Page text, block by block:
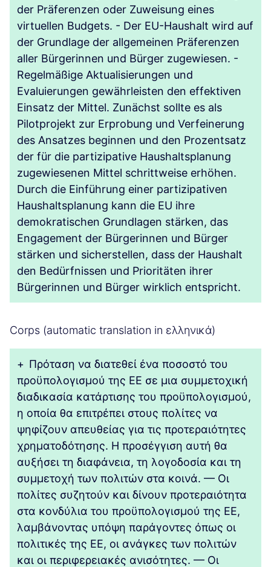
der Präferenzen oder Zuweisung eines
virtuellen Budgets. - Der EU-Haushalt wird auf
der Grundlage der allgemeinen Präferenzen
aller Bürgerinnen und Bürger zugewiesen. -
Regelmäßige Aktualisierungen und
Evaluierungen gewährleisten den effektiven
Einsatz der Mittel. Zunächst sollte es als
Pilotprojekt zur Erprobung und Verfeinerung
des Ansatzes beginnen und den Prozentsatz
der für die partizipative Haushaltsplanung
zugewiesenen Mittel schrittweise erhöhen.
Durch die Einführung einer partizipativen
Haushaltsplanung kann die EU ihre
demokratischen Grundlagen stärken, das
Engagement der Bürgerinnen und Bürger
stärken und sicherstellen, dass der Haushalt
den Bedürfnissen und Prioritäten ihrer
Bürgerinnen und Bürger wirklich entspricht.
Corps (automatic translation in ελληνικά)
+ Πρόταση να διατεθεί ένα ποσοστό του
προϋπολογισμού της ΕΕ σε μια συμμετοχική
διαδικασία κατάρτισης του προϋπολογισμού,
η οποία θα επιτρέπει στους πολίτες να
ψηφίζουν απευθείας για τις προτεραιότητες
χρηματοδότησης. Η προσέγγιση αυτή θα
αυξήσει τη διαφάνεια, τη λογοδοσία και τη
συμμετοχή των πολιτών στα κοινά. — Οι
πολίτες συζητούν και δίνουν προτεραιότητα
στα κονδύλια του προϋπολογισμού της ΕΕ,
λαμβάνοντας υπόψη παράγοντες όπως οι
πολιτικές της ΕΕ, οι ανάγκες των πολιτών
και οι περιφερειακές ανισότητες. — Οι